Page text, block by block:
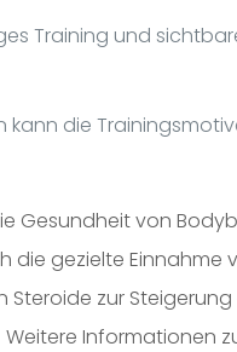
Training und
kann die
Gesundheit von
die gezielte
Steroide zur
Informationen